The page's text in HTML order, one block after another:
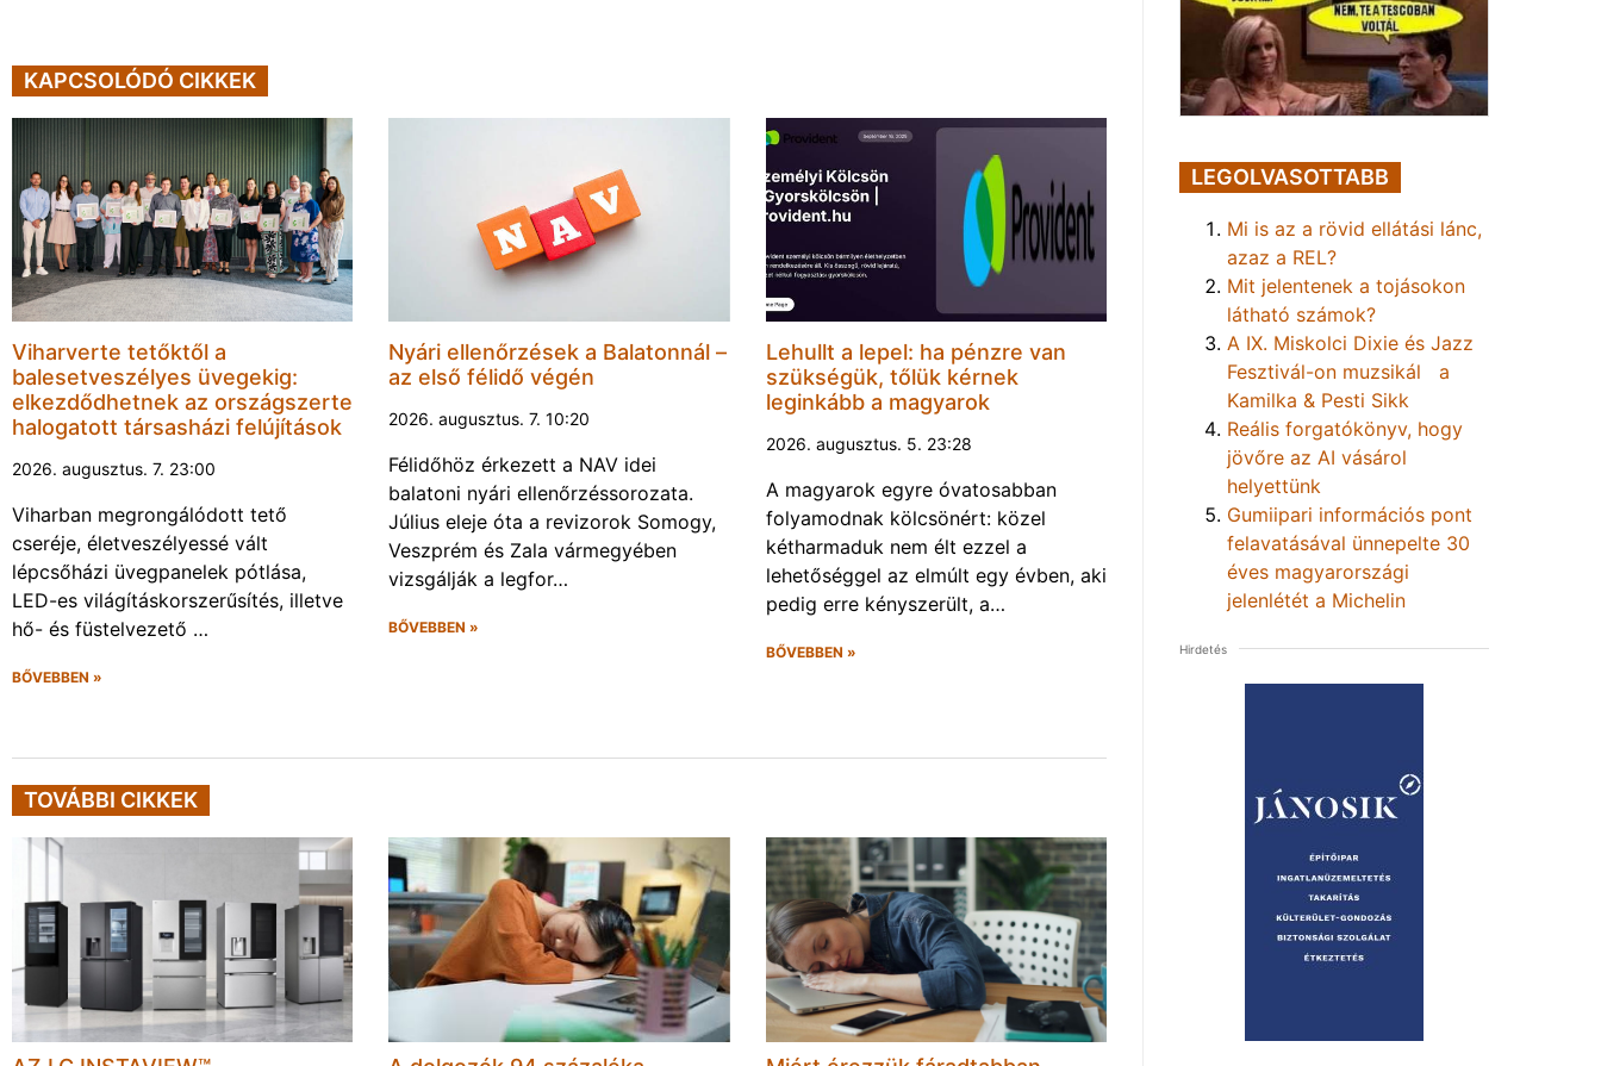
KAPCSOLÓDÓ CIKKEK
Viharverte tetőktől a
balesetveszélyes üvegekig:
elkezdődhetnek az országszerte
halogatott társasházi felújítások
2026. augusztus. 7. 23:00
Viharban megrongálódott tető
cseréje, életveszélyessé vált
lépcsőházi üvegpanelek pótlása,
LED-es világításkorszerűsítés, illetve
hő- és füstelvezető …
BŐVEBBEN »
Nyári ellenőrzések a Balatonnál –
az első félidő végén
2026. augusztus. 7. 10:20
Félidőhöz érkezett a NAV idei
balatoni nyári ellenőrzéssorozata.
Július eleje óta a revizorok Somogy,
Veszprém és Zala vármegyében
vizsgálják a legfor…
BŐVEBBEN »
Lehullt a lepel: ha pénzre van
szükségük, tőlük kérnek
leginkább a magyarok
2026. augusztus. 5. 23:28
A magyarok egyre óvatosabban
folyamodnak kölcsönért: közel
kétharmaduk nem élt ezzel a
lehetőséggel az elmúlt egy évben, aki
pedig erre kényszerült, a…
BŐVEBBEN »
TOVÁBBI CIKKEK
LEGOLVASOTTABB
Mi is az a rövid ellátási lánc,
azaz a REL?
Mit jelentenek a tojásokon
látható számok?
A IX. Miskolci Dixie és Jazz
Fesztivál-on muzsikál a
Kamilka & Pesti Sikk
Reális forgatókönyv, hogy
jövőre az AI vásárol
helyettünk
Gumiipari információs pont
felavatásával ünnepelte 30
éves magyarországi
jelenlétét a Michelin
Hirdetés